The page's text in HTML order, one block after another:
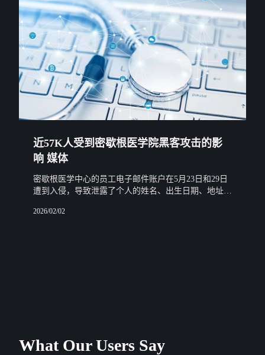
近57K人受到密歇根医学院黑客攻击的影
响 媒体
密歇根医学中心的员工电子邮件账户在5月23日和29日
遭到入侵，导致泄露了个人的姓名、出生日期、地址、
时还有四名患者的社会安全号码。
2026/02/02
What Our Users Say